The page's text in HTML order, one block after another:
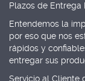
Plazos de Entrega
Entendemos la
por eso que nos
rápidos y
entregar sus
Servicio al Cliente